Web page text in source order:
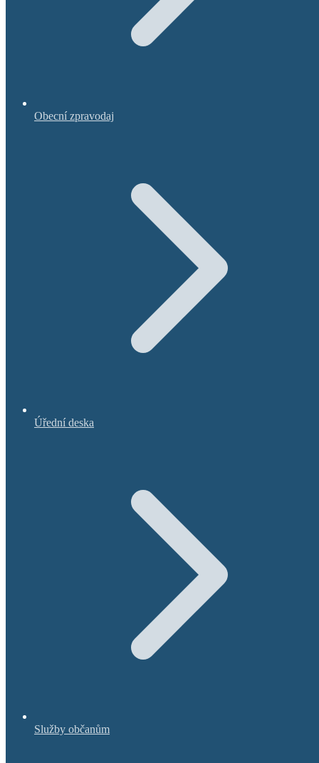
Obecní zpravodaj
Úřední deska
Služby občanům